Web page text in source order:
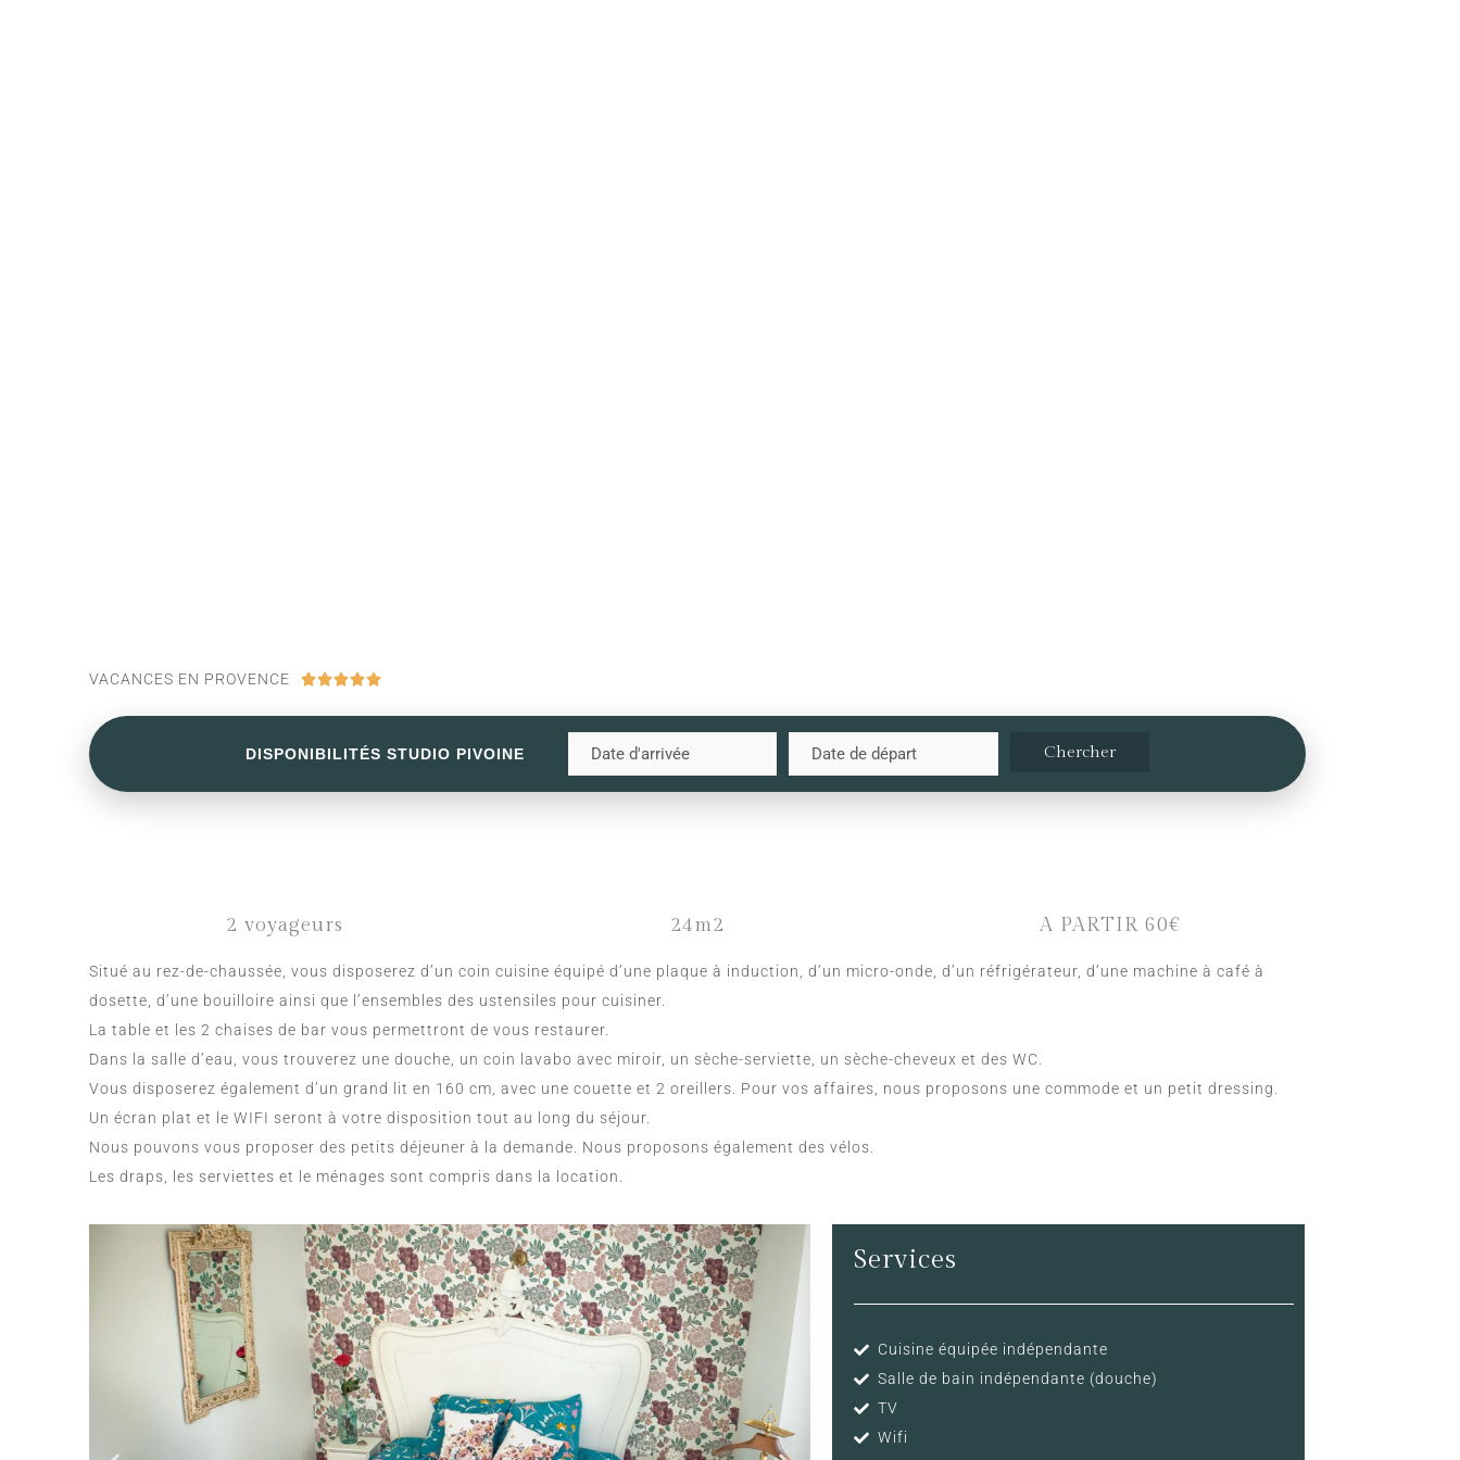
VACANCES EN PROVENCE 
DISPONIBILITÉS STUDIO PIVOINE
2 voyageurs 24m2 A PARTIR 60€
Situé au rez-de-chaussée, vous disposerez d’un coin cuisine équipé d’une plaque à induction, d’un micro-onde, d’un réfrigérateur, d’une machine à café à
dosette, d’une bouilloire ainsi que l’ensembles des ustensiles pour cuisiner.
La table et les 2 chaises de bar vous permettront de vous restaurer.
Dans la salle d’eau, vous trouverez une douche, un coin lavabo avec miroir, un sèche-serviette, un sèche-cheveux et des WC.
Vous disposerez également d’un grand lit en 160 cm, avec une couette et 2 oreillers. Pour vos affaires, nous proposons une commode et un petit dressing.
Un écran plat et le WIFI seront à votre disposition tout au long du séjour.
Nous pouvons vous proposer des petits déjeuner à la demande. Nous proposons également des vélos.
Les draps, les serviettes et le ménages sont compris dans la location.
Services
Cuisine équipée indépendante
Salle de bain indépendante (douche)
TV
Wifi